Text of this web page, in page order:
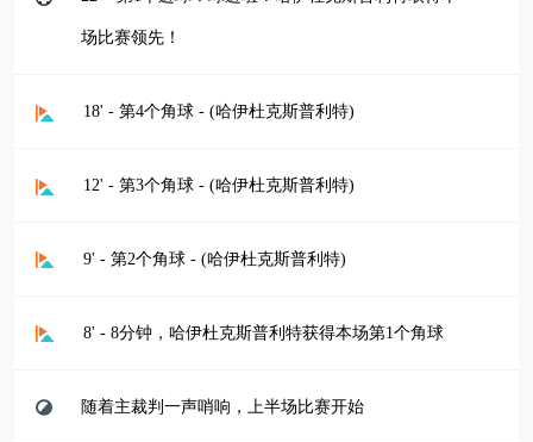
场比赛领先！
18' - 第4个角球 - (哈伊杜克斯普利特)
12' - 第3个角球 - (哈伊杜克斯普利特)
9' - 第2个角球 - (哈伊杜克斯普利特)
8' - 8分钟，哈伊杜克斯普利特获得本场第1个角球
随着主裁判一声哨响，上半场比赛开始